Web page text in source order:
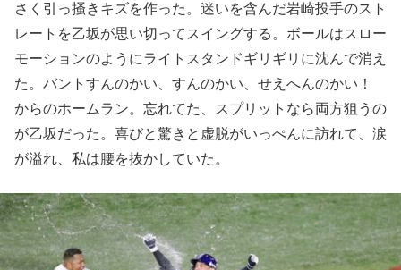
さく引っ掻きキズを作った。迷いを含んだ岩崎投手のスト
レートを乙坂が思い切ってスイングする。ボールはスロー
モーションのようにライトスタンドギリギリに沈んで消え
た。バントすんのかい、すんのかい、せえへんのかい！
からのホームラン。忘れてた、スプリットなら両方狙うの
が乙坂だった。喜びと驚きと虚脱がいっぺんに訪れて、涙
が溢れ、私は腰を抜かしていた。